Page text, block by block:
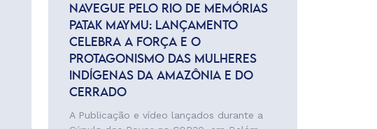
NAVEGUE PELO RIO DE MEMÓRIAS
PATAK MAYMU: LANÇAMENTO
CELEBRA A FORÇA E O
PROTAGONISMO DAS MULHERES
INDÍGENAS DA AMAZÔNIA E DO
CERRADO
A Publicação e vídeo lançados durante a